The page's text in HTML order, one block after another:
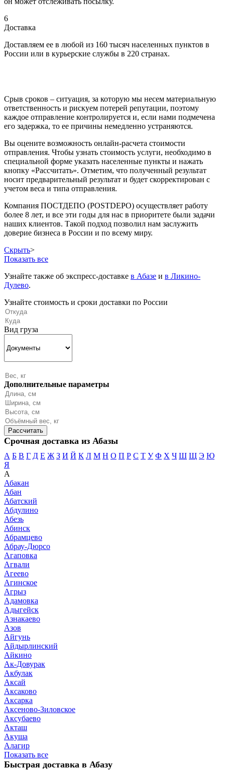
6
Доставка
Доставляем ее в любой из 160 тысяч населенных пунктов в
России или в курьерские службы в 220 странах.
Срыв сроков – ситуация, за которую мы несем материальную
ответственность и рискуем потерей репутации, поэтому
каждое отправление контролируется и, если нами подмечена
его задержка, то ее причины немедленно устраняются.
Вы оцените возможность онлайн-расчета стоимости
отправления. Чтобы узнать стоимость услуги, необходимо в
специальной форме указать населенные пункты и нажать
кнопку «Рассчитать». Отметим, что полученный результат
носит предварительный результат и будет скорректирован с
учетом веса и типа отправления.
Компания ПОСТДЕПО (POSTDEPO) осуществляет работу
более 8 лет, и все эти годы для нас в приоритете были задачи
наших клиентов. Такой подход позволил нам заслужить
доверие бизнеса в России и по всему миру.
Скрыть>
Показать все
Узнайте также об экспресс-доставке в Абазе и в Ликино-
Дулево.
Узнайте стоимость и сроки доставки по России
Вид груза
Дополнительные параметры
Срочная доставка из Абазы
А Б В Г Д Е Ж З И Й К Л М Н О П Р С Т У Ф Х Ч Ш Щ Э Ю
Я
А
Абакан
Абан
Абатский
Абдулино
Абезь
Абинск
Абрамцево
Абрау-Дюрсо
Агаповка
Агвали
Агеево
Агинское
Агрыз
Адамовка
Адыгейск
Азнакаево
Азов
Айгунь
Айдырлинский
Айкино
Ак-Довурак
Акбулак
Аксай
Аксаково
Аксарка
Аксеново-Зиловское
Аксубаево
Акташ
Акуша
Алагир
Показать все
Быстрая доставка в Абазу